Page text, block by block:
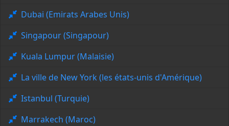
Dubai (Emirats Arabes Unis)
Singapour (Singapour)
Kuala Lumpur (Malaisie)
La ville de New York (les états-unis d'Amérique)
Istanbul (Turquie)
Marrakech (Maroc)